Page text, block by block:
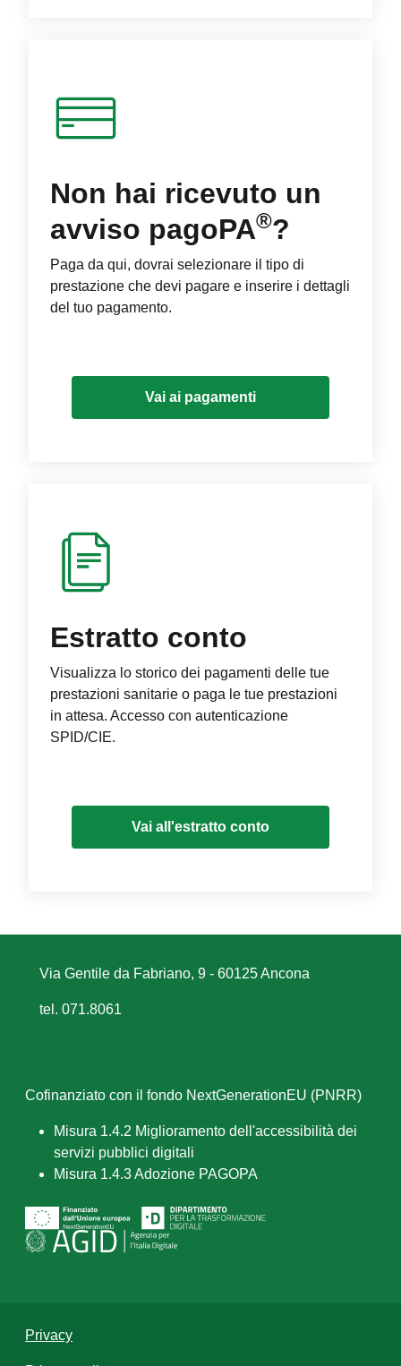
Non hai ricevuto un
avviso pagoPA®?
Paga da qui, dovrai selezionare il tipo di
prestazione che devi pagare e inserire i dettagli
del tuo pagamento.
Vai ai pagamenti
Estratto conto
Visualizza lo storico dei pagamenti delle tue
prestazioni sanitarie o paga le tue prestazioni
in attesa. Accesso con autenticazione
SPID/CIE.
Vai all'estratto conto
Via Gentile da Fabriano, 9 - 60125 Ancona
tel. 071.8061
Cofinanziato con il fondo NextGenerationEU (PNRR)
Misura 1.4.2 Miglioramento dell'accessibilità dei
servizi pubblici digitali
Misura 1.4.3 Adozione PAGOPA
Privacy